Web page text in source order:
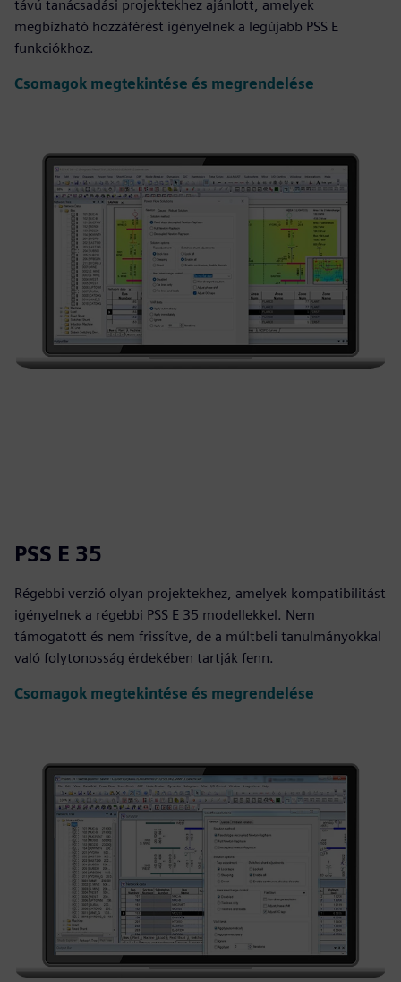
távú tanácsadási projektekhez ajánlott, amelyek
megbízható hozzáférést igényelnek a legújabb PSS E
funkciókhoz.
Csomagok megtekintése és megrendelése
PSS E 35
Régebbi verzió olyan projektekhez, amelyek kompatibilitást
igényelnek a régebbi PSS E 35 modellekkel. Nem
támogatott és nem frissítve, de a múltbeli tanulmányokkal
való folytonosság érdekében tartják fenn.
Csomagok megtekintése és megrendelése